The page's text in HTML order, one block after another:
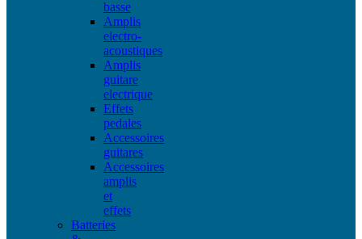
basse
Amplis
electro-
acoustiques
Amplis
guitare
electrique
Effets
pedales
Accessoires
guitares
Accessoires
amplis
et
effets
Batteries